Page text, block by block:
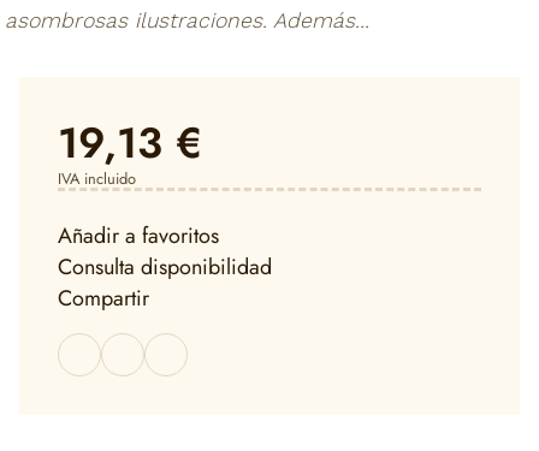
asombrosas ilustraciones. Además...
19,13 €
IVA incluido
Añadir a favoritos
Consulta disponibilidad
Compartir